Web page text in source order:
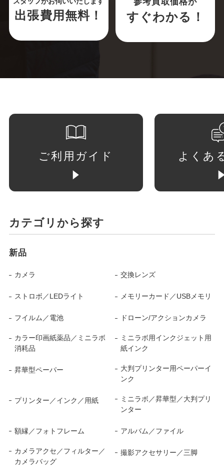
出張費用無料！ すぐわかる！
ご利用ガイド よくあ
カテゴリから探す
新品
カメラ 交換レンズ
ストロボ／LEDライト メモリーカード／USBメモリ
フイルム／電池 ドローン/アクションカメラ
カラー印画紙薬品／ミニラボ
消耗品
ミニラボ用インクジェット用
紙インク
昇華型ペーパー
大判プリンター用ペーパーイ
ンク
プリンター／インク／用紙
ミニラボ／昇華型／大判プリ
ンター
額縁／フォトフレーム アルバム／ファイル
カメラアクセ／フィルター／
カメラバッグ
撮影アクセサリー／三脚